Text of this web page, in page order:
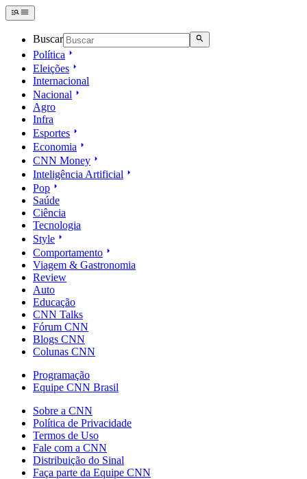
Buscar
Política
Eleições
Internacional
Nacional
Agro
Infra
Esportes
Economia
CNN Money
Inteligência Artificial
Pop
Saúde
Ciência
Tecnologia
Style
Comportamento
Viagem & Gastronomia
Review
Auto
Educação
CNN Talks
Fórum CNN
Blogs CNN
Colunas CNN
Programação
Equipe CNN Brasil
Sobre a CNN
Política de Privacidade
Termos de Uso
Fale com a CNN
Distribuição do Sinal
Faça parte da Equipe CNN